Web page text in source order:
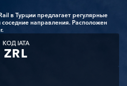
в Турции предлагает регулярные
направления. Расположен
КОД IATA
ZRL